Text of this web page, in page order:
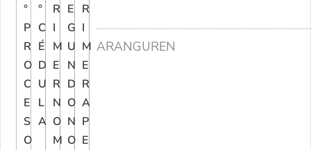
°
P
R
O
C
E
S
O
°
C
É
D
U
L
A
R
I
M
E
R
N
O
M
E
G
U
N
D
O
N
O
R
I
M
E
R
A
P
E
ARANGUREN